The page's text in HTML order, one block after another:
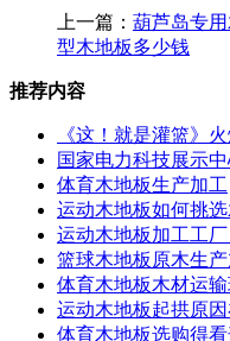
上一篇： 葫芦岛专
型木地板多少钱
推荐内容
《这！就是灌篮》
国家电力科技展示
体育木地板生产加工
运动木地板如何挑
运动木地板加工工
篮球木地板原木生
体育木地板木材运
运动木地板起拱原
体育木地板选购得